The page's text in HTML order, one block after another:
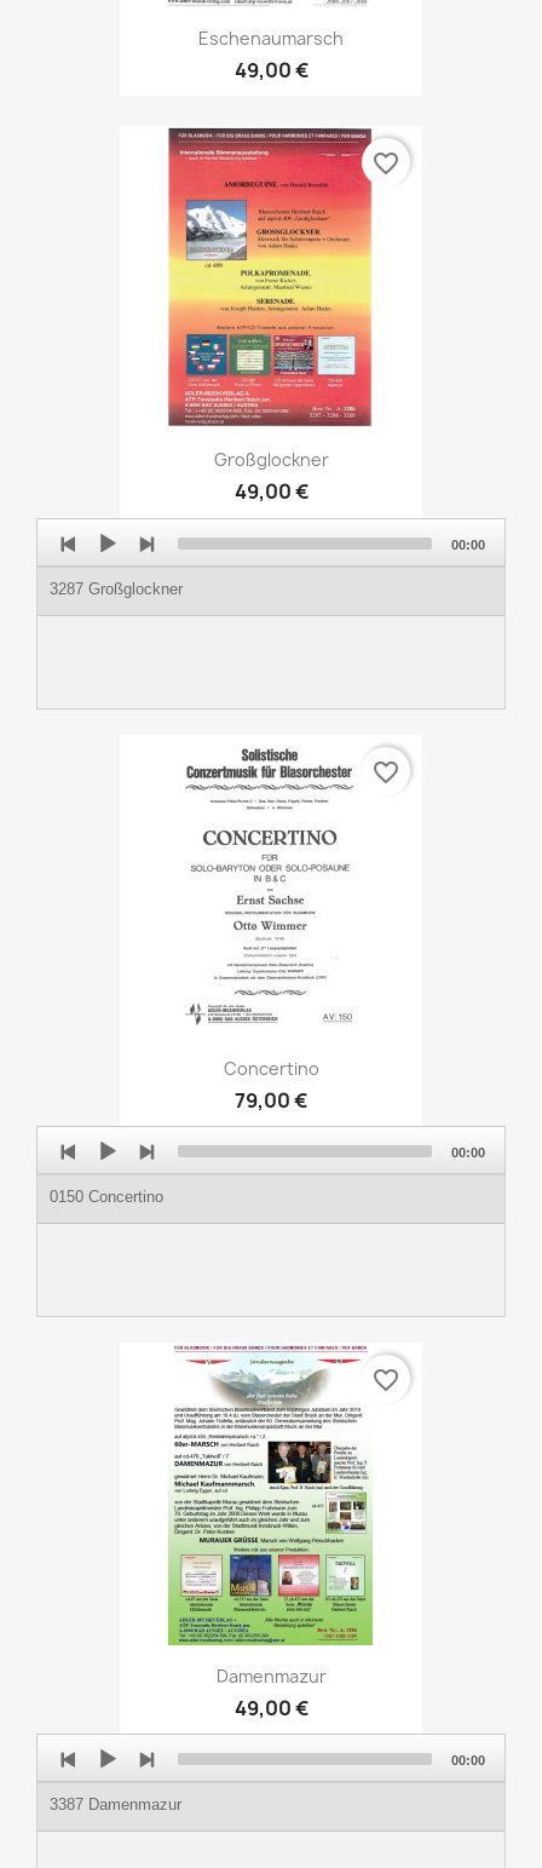
Eschenaumarsch
49,00 €
Großglockner
49,00 €
favorite_border
Audio
Player
3287 Großglockner
00:00
Concertino
79,00 €
favorite_border
Player
0150 Concertino
00:00
Damenmazur
49,00 €
favorite_border
Player
3387 Damenmazur
00:00